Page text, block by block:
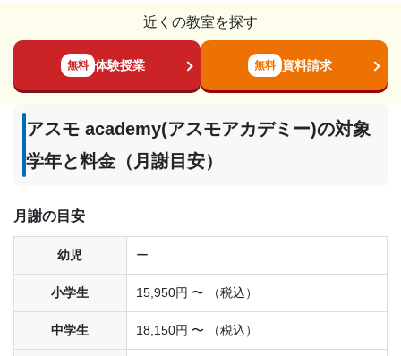
近くの教室を探す
無料 体験授業 無料 資料請求
アスモ academy(アスモアカデミー)の対象
学年と料金（月謝目安）
月謝の目安
幼児 ー
小学生 15,950円 〜 （税込）
中学生 18,150円 〜 （税込）